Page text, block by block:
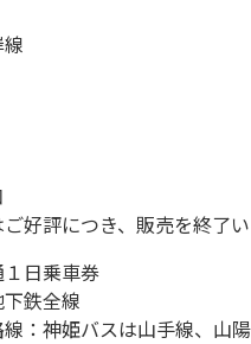
好評につき、販売を終了
日乗車券
鉄全線
：神姫バスは山手線、山